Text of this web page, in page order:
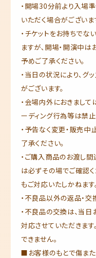
・開場30分前より入場
いただく場合がございま
・チケットをお持ちで
ますが、開場・開演中は
予めご了承ください。
・当日の状況により、
がございます。
・会場内外におきまし
ーディング行為等は禁止
・予告なく変更・販売中
了承ください。
・ご購入商品のお渡し
は必ずその場でご確認
もご対応いたしかねます
・不良品以外の返品・交
・不良品の交換は、当
対応させていただきま
できません。
■お客様のもとで傷ま